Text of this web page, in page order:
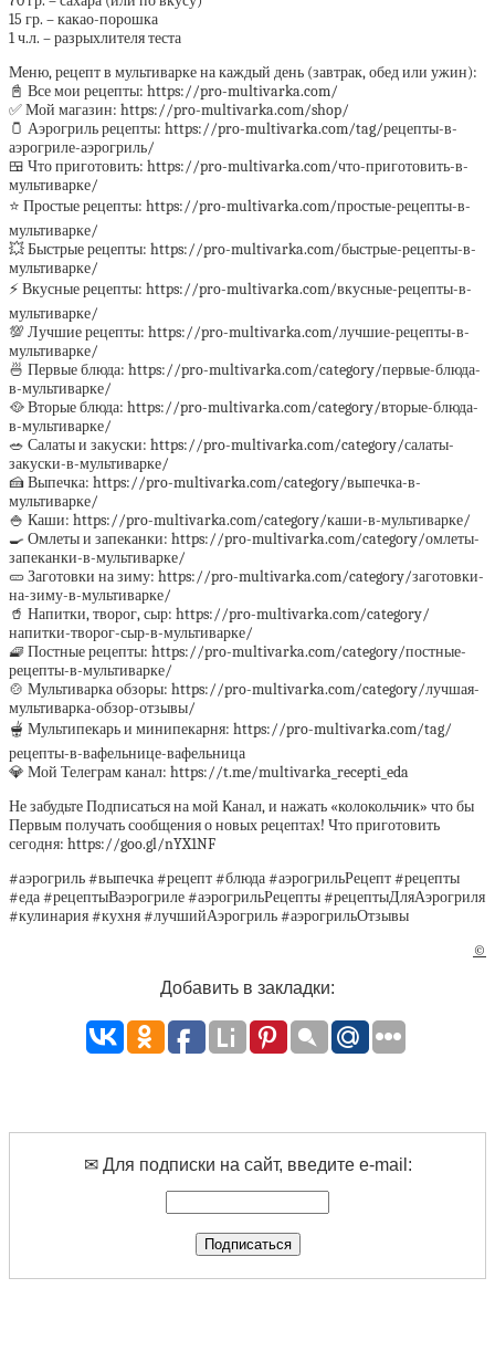
15 гр. – какао-порошка
1 ч.л. – разрыхлителя теста
Меню, рецепт в мультиварке на каждый день (завтрак, обед или ужин):
📓 Все мои рецепты: https://pro-multivarka.com/
✅ Мой магазин: https://pro-multivarka.com/shop/
🫙 Аэрогриль рецепты: https://pro-multivarka.com/tag/рецепты-в-
аэрогриле-аэрогриль/
🍱 Что приготовить: https://pro-multivarka.com/что-приготовить-в-
мультиварке/
⭐️ Простые рецепты: https://pro-multivarka.com/простые-рецепты-в-
мультиварке/
💥 Быстрые рецепты: https://pro-multivarka.com/быстрые-рецепты-в-
мультиварке/
⚡️ Вкусные рецепты: https://pro-multivarka.com/вкусные-рецепты-в-
мультиварке/
💯 Лучшие рецепты: https://pro-multivarka.com/лучшие-рецепты-в-
мультиварке/
🍜 Первые блюда: https://pro-multivarka.com/category/первые-блюда-
в-мультиварке/
🥘 Вторые блюда: https://pro-multivarka.com/category/вторые-блюда-
в-мультиварке/
🥗 Салаты и закуски: https://pro-multivarka.com/category/салаты-
закуски-в-мультиварке/
🍰 Выпечка: https://pro-multivarka.com/category/выпечка-в-
мультиварке/
🍚 Каши: https://pro-multivarka.com/category/каши-в-мультиварке/
🍳 Омлеты и запеканки: https://pro-multivarka.com/category/омлеты-
запеканки-в-мультиварке/
🥒 Заготовки на зиму: https://pro-multivarka.com/category/заготовки-
на-зиму-в-мультиварке/
🥤 Напитки, творог, сыр: https://pro-multivarka.com/category/
напитки-творог-сыр-в-мультиварке/
🧇 Постные рецепты: https://pro-multivarka.com/category/постные-
рецепты-в-мультиварке/
🍲 Мультиварка обзоры: https://pro-multivarka.com/category/лучшая-
мультиварка-обзор-отзывы/
🫕 Мультипекарь и минипекарня: https://pro-multivarka.com/tag/
рецепты-в-вафельнице-вафельница
💎 Мой Телеграм канал: https://t.me/multivarka_recepti_eda
Не забудьте Подписаться на мой Канал, и нажать «колокольчик» что бы
Первым получать сообщения о новых рецептах! Что приготовить
сегодня: https://goo.gl/nYX1NF
#аэрогриль #выпечка #рецепт #блюда #аэрогрильРецепт #рецепты
#еда #рецептыВаэрогриле #аэрогрильРецепты #рецептыДляАэрогриля
#кулинария #кухня #лучшийАэрогриль #аэрогрильОтзывы
©
Добавить в закладки:
✉ Для подписки на сайт, введите e-mail: